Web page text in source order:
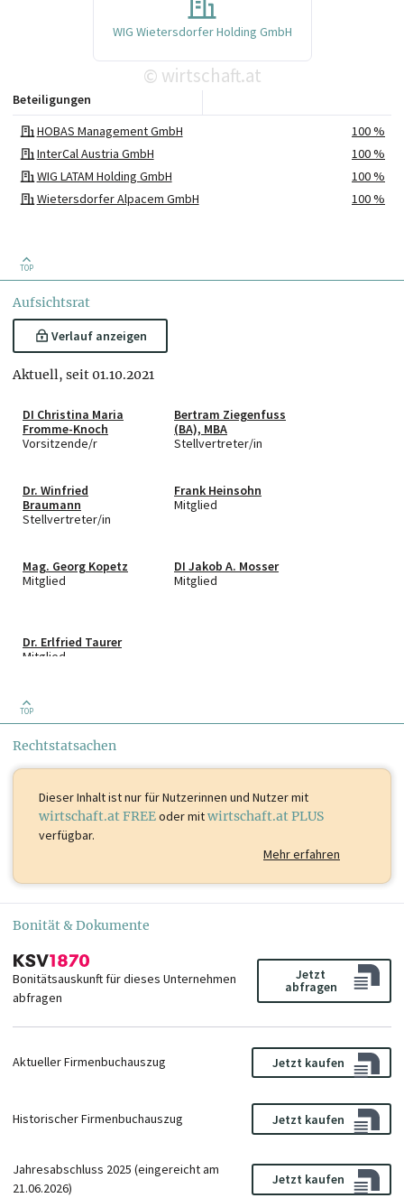
WIG Wietersdorfer Holding GmbH
© wirtschaft.at
HOBAS Management GmbH
100 %
InterCal Austria GmbH
100 %
WIG LATAM Holding GmbH
100 %
Wietersdorfer Alpacem GmbH
100 %
Beteiligungen
TOP
Aufsichtsrat
Verlauf anzeigen
Aktuell, seit 01.10.2021
DI Christina Maria
Fromme-Knoch
Vorsitzende/r
Bertram Ziegenfuss
(BA), MBA
Stellvertreter/in
Dr. Winfried
Braumann
Stellvertreter/in
Frank Heinsohn
Mitglied
Mag. Georg Kopetz
Mitglied
DI Jakob A. Mosser
Mitglied
Dr. Erlfried Taurer
Mitglied
TOP
Rechtstatsachen
Dieser Inhalt istnur für Nutzerinnen und Nutzer mit
wirtschaft.at FREEoder mitwirtschaft.at PLUS
verfügbar.
Mehr erfahren
Bonität & Dokumente
Bonitätsauskunft für dieses Unternehmen
abfragen
Jetzt
abfragen
Aktueller Firmenbuchauszug Jetzt kaufen
Historischer Firmenbuchauszug Jetzt kaufen
Jahresabschluss 2025 (eingereicht am
21.06.2026)
Jetzt kaufen